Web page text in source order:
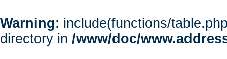
Warning: include(functions/
directory in /www/doc/